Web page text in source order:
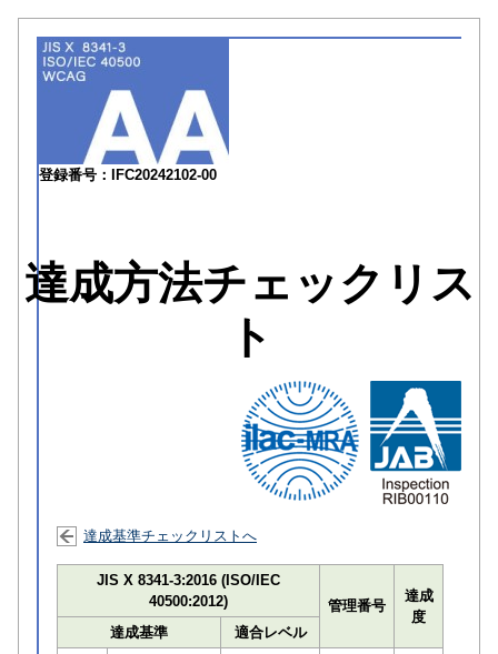
登録番号：IFC20242102-00
達成方法チェックリス
ト
達成基準チェックリストへ
JIS X 8341-3:2016 (ISO/IEC
40500:2012)
管理番号
達成
度
達成基準
適合レベル